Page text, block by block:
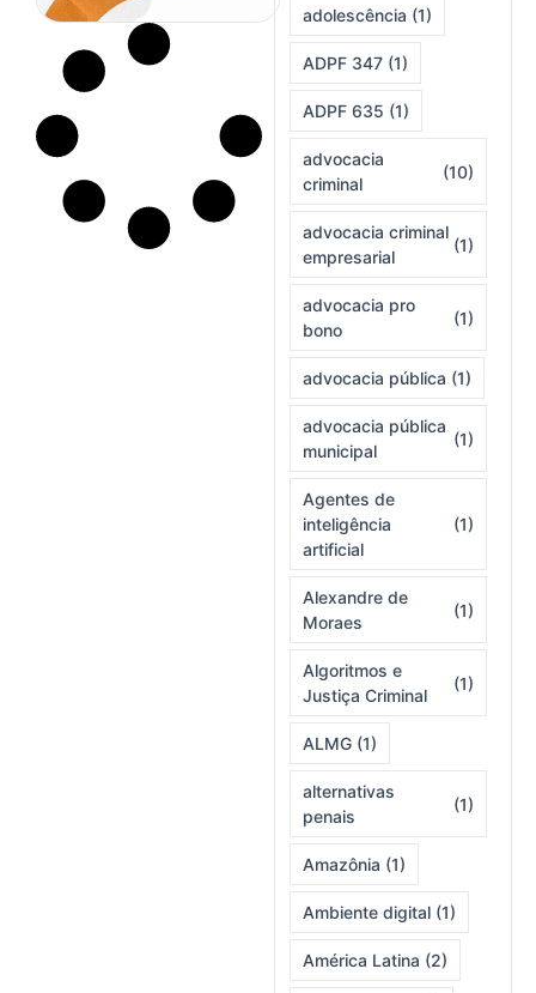
adolescência (1)
ADPF 347 (1)
ADPF 635 (1)
advocacia
criminal
(10)
advocacia criminal
empresarial
(1)
advocacia pro
bono
(1)
advocacia pública (1)
advocacia pública
municipal
(1)
Agentes de
inteligência
artificial
(1)
Alexandre de
Moraes
(1)
Algoritmos e
Justiça Criminal
(1)
ALMG (1)
alternativas
penais
(1)
Amazônia (1)
Ambiente digital (1)
América Latina (2)